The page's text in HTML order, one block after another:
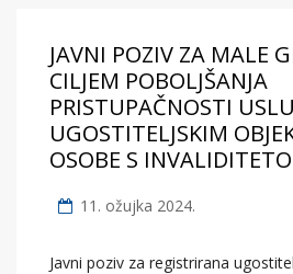
JAVNI POZIV ZA MALE
CILJEM POBOLJŠANJA
PRISTUPAČNOSTI
UGOSTITELJSKIM
OSOBE S
11. ožujka 2024.
Javni poziv za registrirana